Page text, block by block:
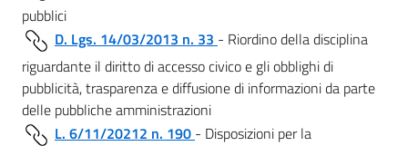
pubblici
D. Lgs. 14/03/2013 n. 33 - Riordino della disciplina
riguardante il diritto di accesso civico e gli obblighi di
pubblicità, trasparenza e diffusione di informazioni da parte
delle pubbliche amministrazioni
L. 6/11/20212 n. 190 - Disposizioni per la